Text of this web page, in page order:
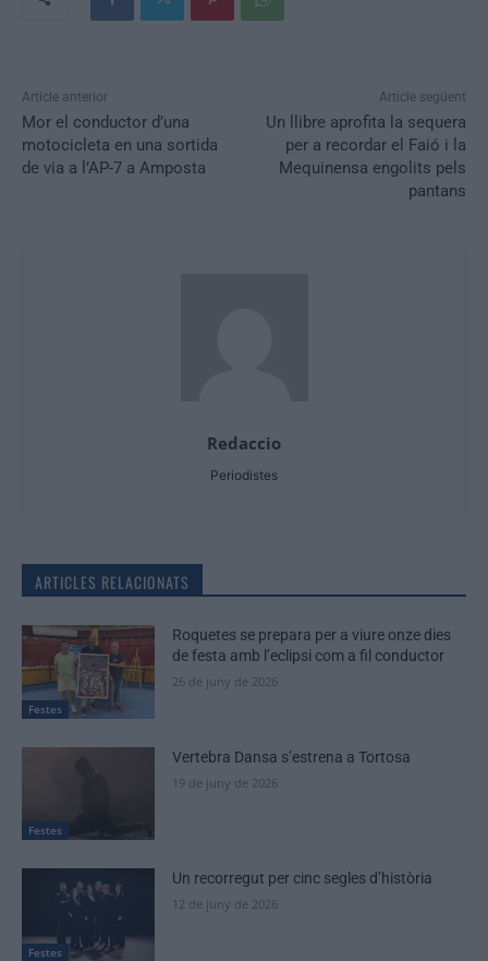
Article anterior
Mor el conductor d’una
motocicleta en una sortida
de via a l’AP-7 a Amposta
Article següent
Un llibre aprofita la sequera
per a recordar el Faió i la
Mequinensa engolits pels
pantans
Redaccio
Periodistes
ARTICLES RELACIONATS
Festes
Roquetes se prepara per a viure onze dies
de festa amb l’eclipsi com a fil conductor
26 de juny de 2026
Festes
Vertebra Dansa s’estrena a Tortosa
19 de juny de 2026
Festes
Un recorregut per cinc segles d’història
12 de juny de 2026